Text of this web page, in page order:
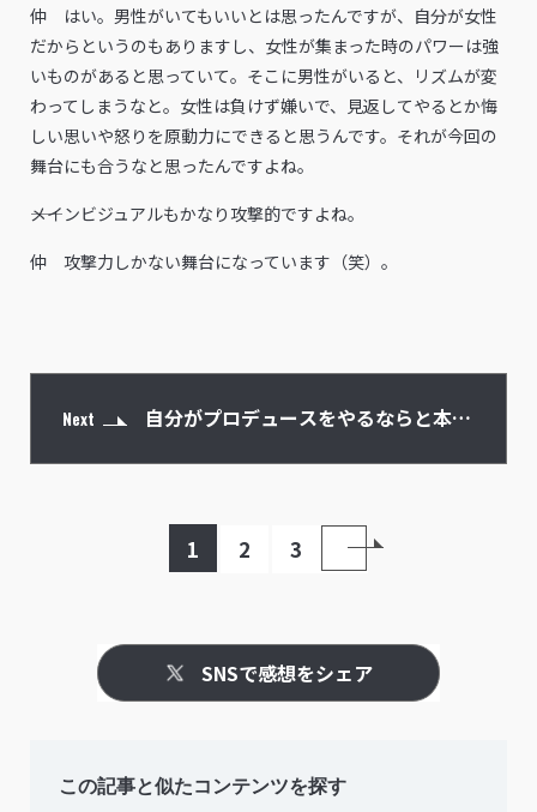
仲 はい。男性がいてもいいとは思ったんですが、自分が女性
だからというのもありますし、女性が集まった時のパワーは強
いものがあると思っていて。そこに男性がいると、リズムが変
わってしまうなと。女性は負けず嫌いで、見返してやるとか悔
しい思いや怒りを原動力にできると思うんです。それが今回の
舞台にも合うなと思ったんですよね。
――メインビジュアルもかなり攻撃的ですよね。
仲 攻撃力しかない舞台になっています（笑）。
Next 自分がプロデュースをやるならと本気
1 2 3
SNSで感想をシェア
この記事と似たコンテンツを探す